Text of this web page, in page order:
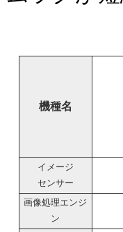
機種名
イメージ
センサー
画像処理エンジ
ン